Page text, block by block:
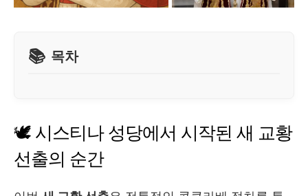
목차
🕊️ 시스티나 성당에서 시작된 새 교황
선출의 순간